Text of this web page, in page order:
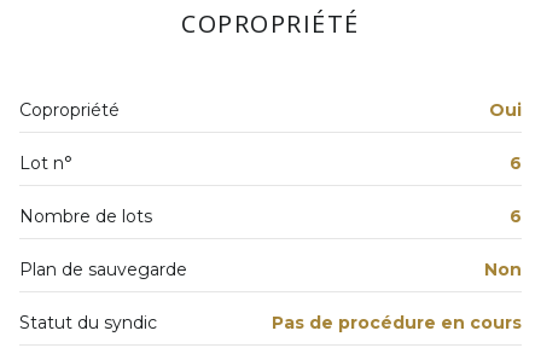
COPROPRIÉTÉ
Copropriété Oui
Lot n° 6
Nombre de lots 6
Plan de sauvegarde Non
Statut du syndic Pas de procédure en cours